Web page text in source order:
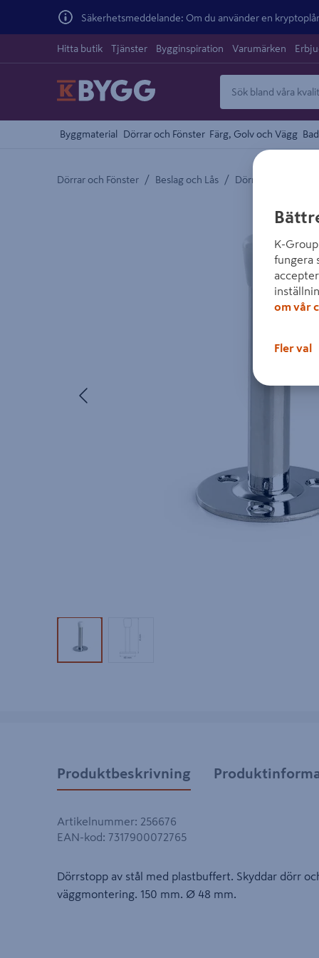
Säkerhetsmeddelande: Om du använder en
Hitta butik Tjänster Bygginspiration Varumärken
Byggmaterial Dörrar och Fönster Färg, Golv och Vägg
Dörrar och Fönster / Beslag och Lås / Dörr och
Produktbild 1
Produktbeskrivning
Artikelnummer: 256676
EAN-kod: 7317900072765
Dörrstopp av stål med plastbuffert. Skyddar dörr
väggmontering. 150 mm. Ø 48 mm.
K-
fungera
om vår
Fler val